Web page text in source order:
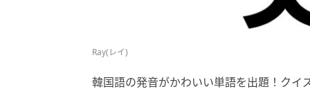
Ray(レイ)
韓国語の発音がかわいい単語を出題！クイ